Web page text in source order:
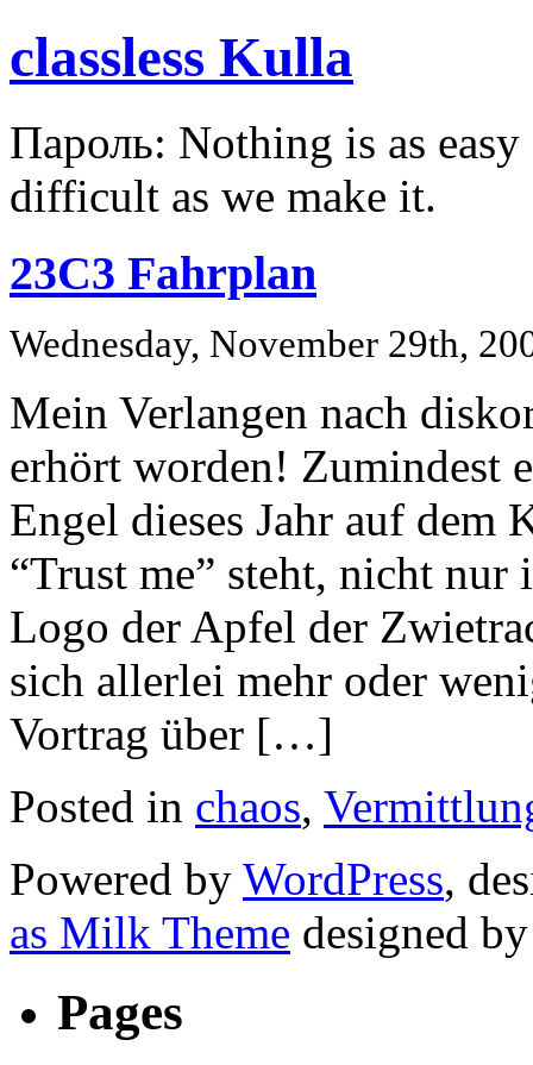
classless Kulla
Пароль: Nothing is as
difficult as we make it.
23C3 Fahrplan
Wednesday, November 29th,
Mein Verlangen nach
erhört worden! Zumindest
Engel dieses Jahr auf dem
“Trust me” steht, nicht nur
Logo der Apfel der
sich allerlei mehr oder
Vortrag über […]
Posted in chaos,
Powered by WordPress,
as Milk Theme designed
Pages